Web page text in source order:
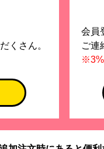
くさん。
会員
ご連
※3%